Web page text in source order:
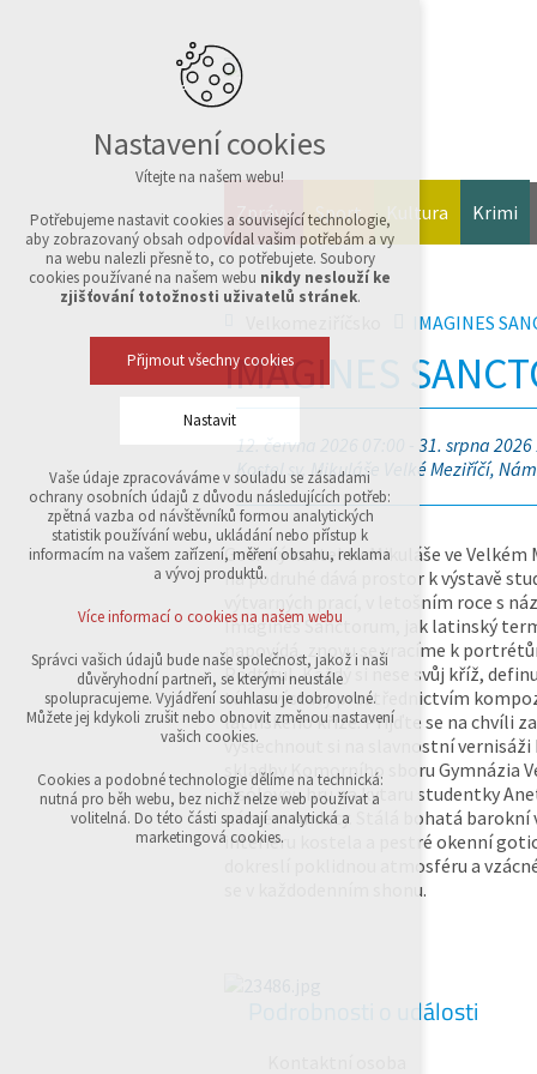
Zprávy Sport Kultura Krimi
IMAGINES
IMAGINES
12. června 2026 07:00 - 31. srpna 2026
Kostel sv. Mikuláše Velké Meziříčí,
Gotický kostel sv. Mikuláše ve Velkém
na podruhé dává prostor k výstavě
výtvarných prací, v letošním roce s
Imagines Sanctorum, jak latinský
napovídá, znovu se vracíme k
Podtitul, Každý si nese svůj kříž,
téma výstavy prostřednictvím
latinského kříže. Přijďte se na chvíli
vyslechnout si na slavnostní vernisáži
skladby Komorního sboru Gymnázia
a sólovou hru na kytaru studentky
názvem Andecy. Stálá bohatá barokní
interiéru kostela a pestré okenní
dokreslí poklidnou atmosféru a
se v každodenním shonu.
Podrobnosti o události
Nastavení cookies
Vítejte na našem webu!
Potřebujeme nastavit cookies a související technologie,
aby zobrazovaný obsah odpovídal vašim potřebám a vy
na webu nalezli přesně to, co potřebujete. Soubory
cookies používané na našem webu nikdy neslouží ke
zjišťování totožnosti uživatelů stránek.
Přijmout všechny cookies
Nastavit
Technická cookies
nutná pro provozování webu
udržení kontextu stránek (session): případná
přihlášení, volby jazyka, apod.
analytická pro anonymizované vyhodnocení
návštěvnosti
marketingová cookies (Google,Sklik)
Více informací o cookies na našem webu
Přijmout všechny cookies
Odmítnout vše
Vaše údaje zpracováváme v souladu se zásadami
ochrany osobních údajů z důvodu následujících potřeb:
zpětná vazba od návštěvníků formou analytických
statistik používání webu, ukládání nebo přístup k
informacím na vašem zařízení, měření obsahu, reklama
a vývoj produktů.
Více informací o cookies na našem webu
Správci vašich údajů bude naše společnost, jakož i naši
důvěryhodní partneři, se kterými neustále
spolupracujeme. Vyjádření souhlasu je dobrovolné.
Můžete jej kdykoli zrušit nebo obnovit změnou nastavení
vašich cookies.
Cookies a podobné technologie dělíme na technická:
nutná pro běh webu, bez nichž nelze web používat a
volitelná. Do této části spadají analytická a
marketingová cookies.